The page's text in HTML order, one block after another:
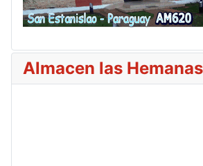
Almacen las Hemanas